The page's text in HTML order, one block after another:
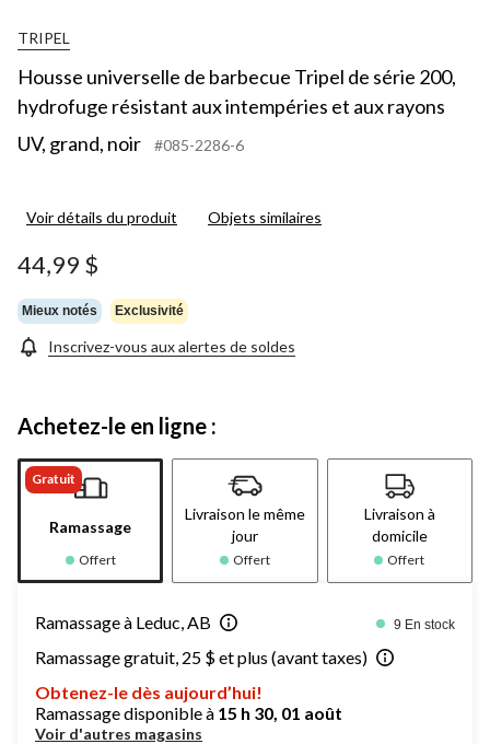
TRIPEL
Housse universelle de barbecue Tripel de série 200,
hydrofuge résistant aux intempéries et aux rayons
UV, grand, noir
#085-2286-6
Voir détails du produit Objets similaires
44,99 $
Mieux notés Exclusivité
Inscrivez-vous aux alertes de soldes
Achetez-le en ligne :
Gratuit
Ramassage
Offert
Livraison le même
jour
Offert
Livraison à
domicile
Offert
Ramassage à Leduc, AB 9 En stock
Ramassage gratuit, 25 $ et plus (avant taxes)
Obtenez-le dès aujourd’hui!
Ramassage disponible à 15 h 30, 01 août
Voir d'autres magasins